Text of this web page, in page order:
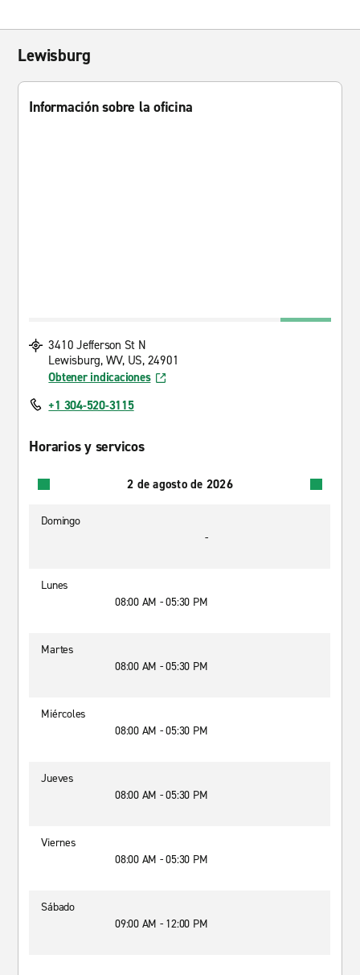
Lewisburg
Información sobre la oficina
3410 Jefferson St N
Lewisburg, WV, US, 24901
Obtener indicaciones
+1 304-520-3115
Horarios y servicos
2 de agosto de 2026
Domingo
-
Lunes
08:00 AM - 05:30 PM
Martes
08:00 AM - 05:30 PM
Miércoles
08:00 AM - 05:30 PM
Jueves
08:00 AM - 05:30 PM
Viernes
08:00 AM - 05:30 PM
Sábado
09:00 AM - 12:00 PM